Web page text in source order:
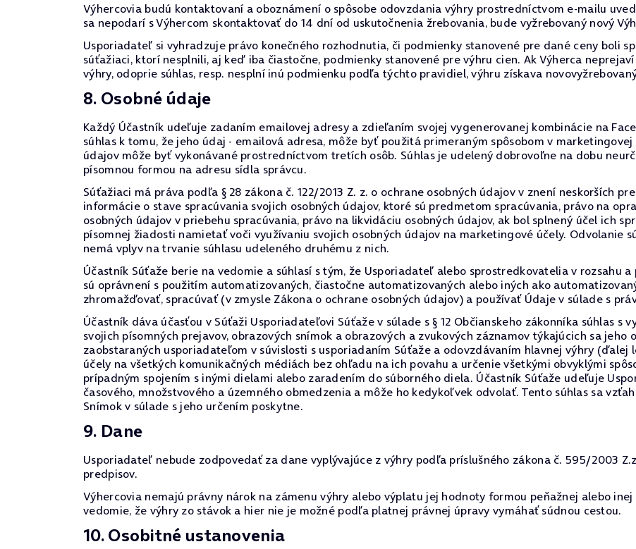
Výhercovia budú kontaktovaní a oboznámení o spôsobe odovzdania výhry prostredníctvom e-mailu
sa nepodarí s Výhercom skontaktovať do 14 dní od uskutočnenia žrebovania, bude vyžrebovaný nový
Usporiadateľ si vyhradzuje právo konečného rozhodnutia, či podmienky stanovené pre dané ceny boli
súťažiaci, ktorí nesplnili, aj keď iba čiastočne, podmienky stanovené pre výhru cien. Ak Výherca
výhry, odoprie súhlas, resp. nesplní inú podmienku podľa týchto pravidiel, výhru získava
8. Osobné údaje
Každý Účastník udeľuje zadaním emailovej adresy a zdieľaním svojej vygenerovanej kombinácie na
súhlas k tomu, že jeho údaj - emailová adresa, môže byť použitá primeraným spôsobom v
údajov môže byť vykonávané prostredníctvom tretích osôb. Súhlas je udelený dobrovoľne na dobu
písomnou formou na adresu sídla správcu.
Súťažiaci má práva podľa § 28 zákona č. 122/2013 Z. z. o ochrane osobných údajov v znení neskorších
informácie o stave spracúvania svojich osobných údajov, ktoré sú predmetom spracúvania, právo na
osobných údajov v priebehu spracúvania, právo na likvidáciu osobných údajov, ak bol splnený účel ich
písomnej žiadosti namietať voči využívaniu svojich osobných údajov na marketingové účely. Odvolanie
nemá vplyv na trvanie súhlasu udeleného druhému z nich.
Účastník Súťaže berie na vedomie a súhlasí s tým, že Usporiadateľ alebo sprostredkovatelia v rozsahu
sú oprávnení s použitím automatizovaných, čiastočne automatizovaných alebo iných ako
zhromažďovať, spracúvať (v zmysle Zákona o ochrane osobných údajov) a používať Údaje v súlade s
Účastník dáva účasťou v Súťaži Usporiadateľovi Súťaže v súlade s § 12 Občianskeho zákonníka súhlas s
svojich písomných prejavov, obrazových snímok a obrazových a zvukových záznamov týkajúcich sa jeho
zaobstaraných usporiadateľom v súvislosti s usporiadaním Súťaže a odovzdávaním hlavnej výhry (ďalej
účely na všetkých komunikačných médiách bez ohľadu na ich povahu a určenie všetkými obvyklými
prípadným spojením s inými dielami alebo zaradením do súborného diela. Účastník Súťaže udeľuje
časového, množstvového a územného obmedzenia a môže ho kedykoľvek odvolať. Tento súhlas sa
Snímok v súlade s jeho určením poskytne.
9. Dane
Usporiadateľ nebude zodpovedať za dane vyplývajúce z výhry podľa príslušného zákona č. 595/2003
predpisov.
Výhercovia nemajú právny nárok na zámenu výhry alebo výplatu jej hodnoty formou peňažnej alebo
vedomie, že výhry zo stávok a hier nie je možné podľa platnej právnej úpravy vymáhať súdnou cestou.
10. Osobitné ustanovenia